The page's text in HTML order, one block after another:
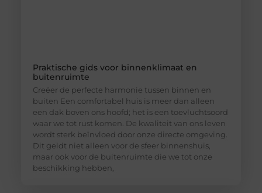
Praktische gids voor binnenklimaat en
buitenruimte
Creëer de perfecte harmonie tussen binnen en
buiten Een comfortabel huis is meer dan alleen
een dak boven ons hoofd; het is een toevluchtsoord
waar we tot rust komen. De kwaliteit van ons leven
wordt sterk beïnvloed door onze directe omgeving.
Dit geldt niet alleen voor de sfeer binnenshuis,
maar ook voor de buitenruimte die we tot onze
beschikking hebben,